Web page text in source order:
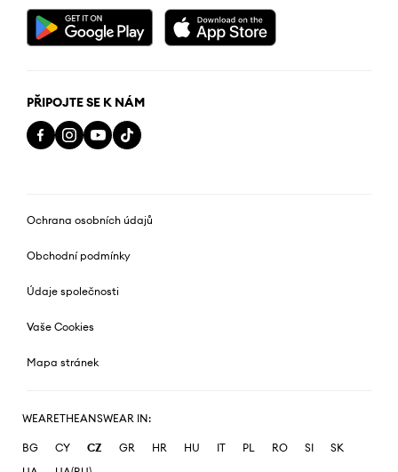
PŘIPOJTE SE K NÁM
Ochrana osobních údajů
Obchodní podmínky
Údaje společnosti
Vaše Cookies
Mapa stránek
WEARETHEANSWEAR IN:
BG CY CZ GR HR HU IT PL RO SI
SK